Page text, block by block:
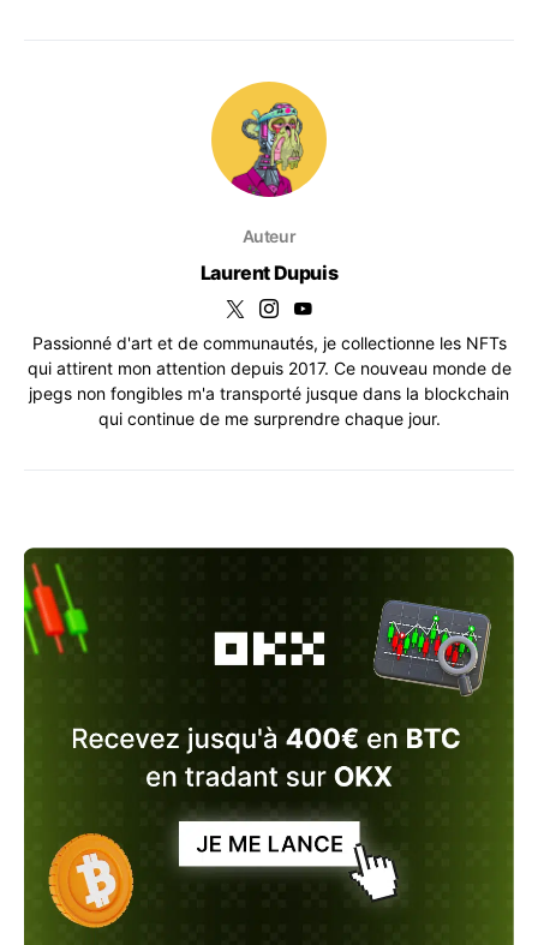
Auteur
Laurent Dupuis
Passionné d'art et de communautés, je collectionne les NFTs
qui attirent mon attention depuis 2017. Ce nouveau monde de
jpegs non fongibles m'a transporté jusque dans la blockchain
qui continue de me surprendre chaque jour.